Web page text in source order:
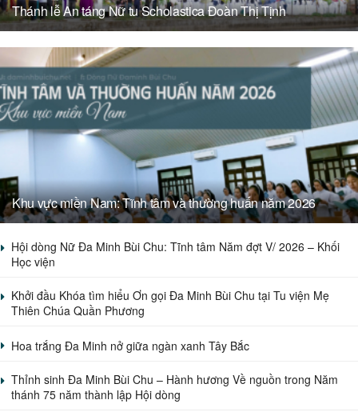
Thánh lễ An táng Nữ tu Scholastica Đoàn Thị Tịnh
Khu vực miền Nam: Tĩnh tâm và thường huấn năm 2026
Hội dòng Nữ Đa Minh Bùi Chu: Tĩnh tâm Năm đợt V/ 2026 – Khối
Học viện
Khởi đầu Khóa tìm hiểu Ơn gọi Đa Minh Bùi Chu tại Tu viện Mẹ
Thiên Chúa Quần Phương
Hoa trắng Đa Minh nở giữa ngàn xanh Tây Bắc
Thỉnh sinh Đa Minh Bùi Chu – Hành hương Về nguồn trong Năm
thánh 75 năm thành lập Hội dòng